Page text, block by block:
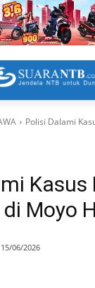
Polisi Dalami
Kasus
Moyo
15/06/2026